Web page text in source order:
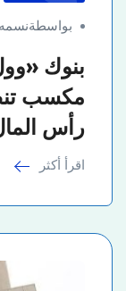
بنوك
مكسب
رأس
اقرأ أكثر